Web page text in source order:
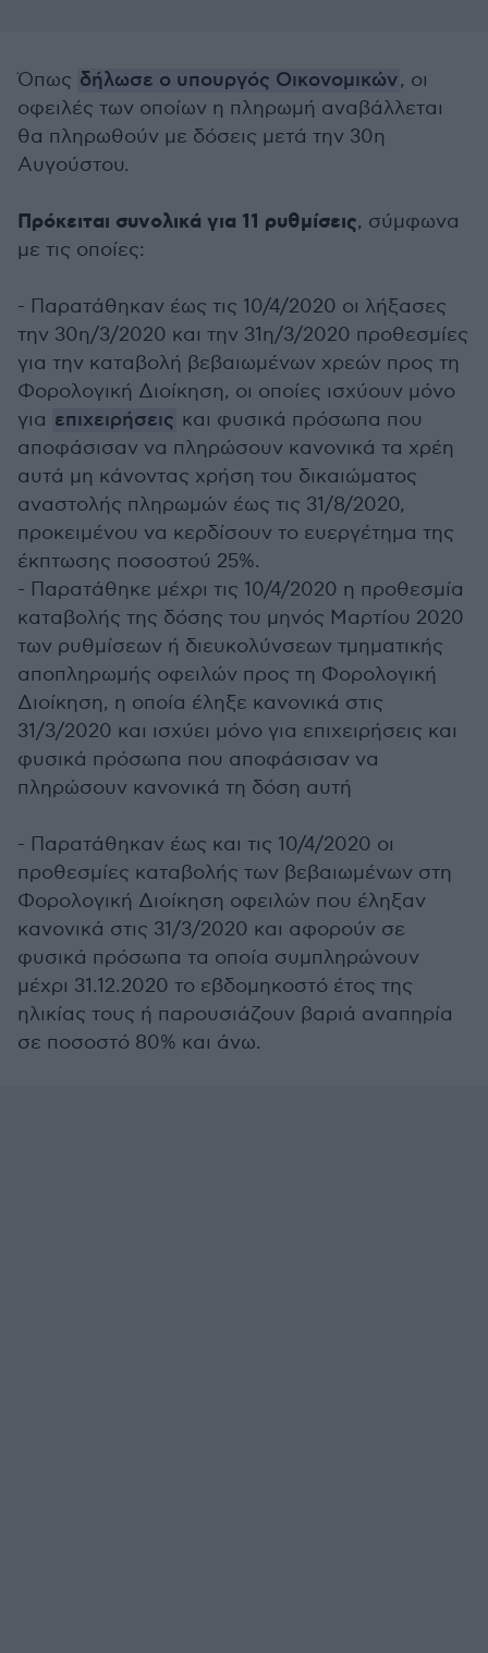
Όπως δήλωσε ο υπουργός Οικονομικών, οι
οφειλές των οποίων η πληρωμή αναβάλλεται
θα πληρωθούν με δόσεις μετά την 30η
Αυγούστου.
Πρόκειται συνολικά για 11 ρυθμίσεις, σύμφωνα
με τις οποίες:
- Παρατάθηκαν έως τις 10/4/2020 οι λήξασες
την 30η/3/2020 και την 31η/3/2020 προθεσμίες
για την καταβολή βεβαιωμένων χρεών προς τη
Φορολογική Διοίκηση, οι οποίες ισχύουν μόνο
για επιχειρήσεις και φυσικά πρόσωπα που
αποφάσισαν να πληρώσουν κανονικά τα χρέη
αυτά μη κάνοντας χρήση του δικαιώματος
αναστολής πληρωμών έως τις 31/8/2020,
προκειμένου να κερδίσουν το ευεργέτημα της
έκπτωσης ποσοστού 25%.
- Παρατάθηκε μέχρι τις 10/4/2020 η προθεσμία
καταβολής της δόσης του μηνός Μαρτίου 2020
των ρυθμίσεων ή διευκολύνσεων τμηματικής
αποπληρωμής οφειλών προς τη Φορολογική
Διοίκηση, η οποία έληξε κανονικά στις
31/3/2020 και ισχύει μόνο για επιχειρήσεις και
φυσικά πρόσωπα που αποφάσισαν να
πληρώσουν κανονικά τη δόση αυτή
- Παρατάθηκαν έως και τις 10/4/2020 οι
προθεσμίες καταβολής των βεβαιωμένων στη
Φορολογική Διοίκηση οφειλών που έληξαν
κανονικά στις 31/3/2020 και αφορούν σε
φυσικά πρόσωπα τα οποία συμπληρώνουν
μέχρι 31.12.2020 το εβδομηκοστό έτος της
ηλικίας τους ή παρουσιάζουν βαριά αναπηρία
σε ποσοστό 80% και άνω.